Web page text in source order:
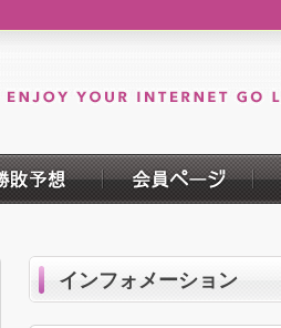
インフォメーション